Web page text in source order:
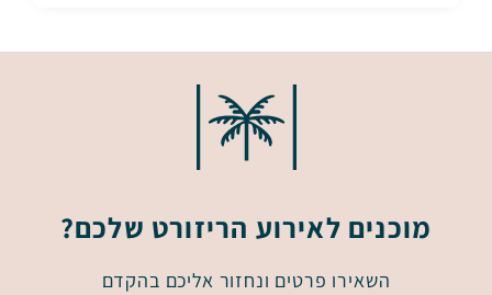
מוכנים לאירוע הריזורט שלכם?
השאירו פרטים ונחזור אליכם בהקדם